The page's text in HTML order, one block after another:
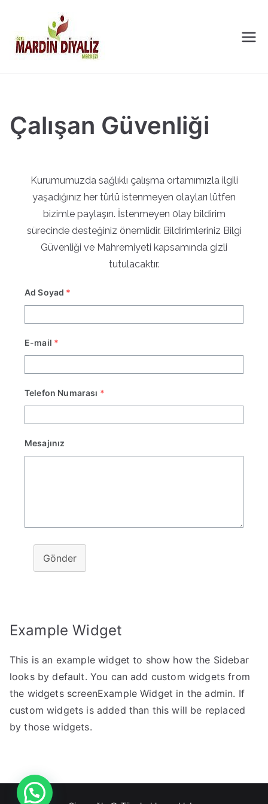
Diyaliz
Merkezi
Çalışan Güvenliği
Kurumumuzda sağlıklı çalışma ortamımızla ilgili
yaşadığınız her türlü istenmeyen olayları lütfen
bizimle paylaşın. İstenmeyen 0lay bildirim
sürecinde desteğiniz önemlidir. Bildirimleriniz Bilgi
Güvenliği ve Mahremiyeti kapsamında gizli
tutulacaktır.
Ad Soyad *
E-mail *
Telefon Numarası *
Mesajınız
Gönder
Example Widget
This is an example widget to show how the Sidebar
looks by default. You can add custom widgets from
the widgets screenExample Widget in the admin. If
custom widgets is added than this will be replaced
by those widgets.